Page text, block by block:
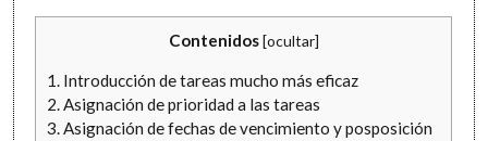
Contenidos [ocultar]
1. Introducción de tareas mucho más eficaz
2. Asignación de prioridad a las tareas
3. Asignación de fechas de vencimiento y posposición